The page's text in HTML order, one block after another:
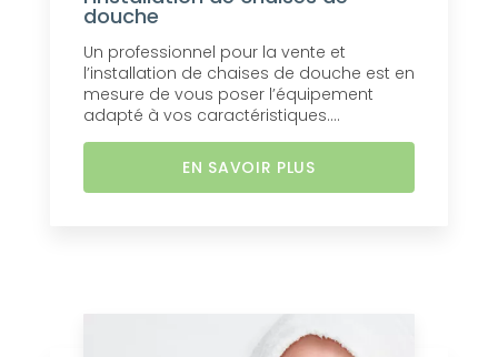
douche
Un professionnel pour la vente et
l’installation de chaises de douche est en
mesure de vous poser l’équipement
adapté à vos caractéristiques....
EN SAVOIR PLUS